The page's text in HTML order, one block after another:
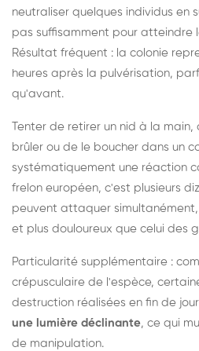
neutraliser quelques individus en
pas suffisamment pour atteindre
Résultat fréquent : la colonie
heures après la pulvérisation,
qu'avant.
Tenter de retirer un nid à la
brûler ou de le boucher dans un
systématiquement une réaction
frelon européen, c'est plusieurs
peuvent attaquer
et plus douloureux que celui des
Particularité supplémentaire :
crépusculaire de l'espèce,
destruction réalisées en fin de
une lumière déclinante, ce qui
de manipulation.